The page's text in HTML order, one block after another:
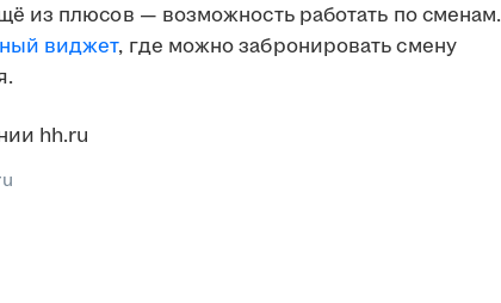
из плюсов — возможность работать по сменам.
виджет, где можно забронировать смену